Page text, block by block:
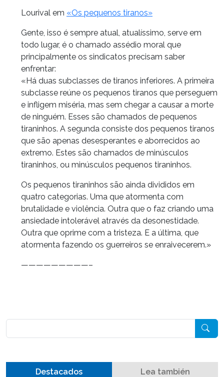
Lourival em «Os pequenos tiranos»
Gente, isso é sempre atual, atualíssimo, serve em
todo lugar, é o chamado assédio moral que
principalmente os sindicatos precisam saber
enfrentar:
«Há duas subclasses de tiranos inferiores. A primeira
subclasse reúne os pequenos tiranos que perseguem
e infligem miséria, mas sem chegar a causar a morte
de ninguém. Esses são chamados de pequenos
tiraninhos. A segunda consiste dos pequenos tiranos
que são apenas desesperantes e aborrecidos ao
extremo. Estes são chamados de minúsculos
tiraninhos, ou minúsculos pequenos tiraninhos.
Os pequenos tiraninhos são ainda divididos em
quatro categorias. Uma que atormenta com
brutalidade e violência. Outra que o faz criando uma
ansiedade intolerável através da desonestidade.
Outra que oprime com a tristeza. E a última, que
atormenta fazendo os guerreiros se enraivecerem.»
—————————–
Destacados Lea también